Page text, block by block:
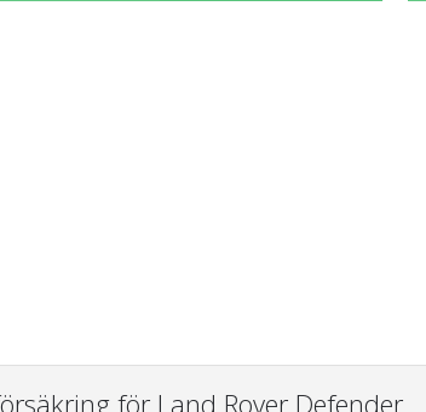
för Land Rover Defender